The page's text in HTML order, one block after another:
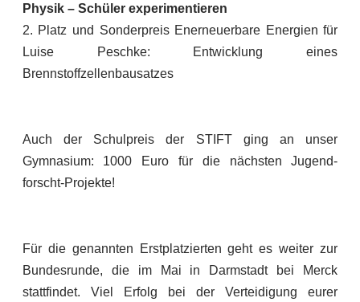
Physik – Schüler experimentieren
2. Platz und Sonderpreis Enerneuerbare Energien für
Luise Peschke: Entwicklung eines
Brennstoffzellenbausatzes
Auch der Schulpreis der STIFT ging an unser
Gymnasium: 1000 Euro für die nächsten Jugend-
forscht-Projekte!
Für die genannten Erstplatzierten geht es weiter zur
Bundesrunde, die im Mai in Darmstadt bei Merck
stattfindet. Viel Erfolg bei der Verteidigung eurer